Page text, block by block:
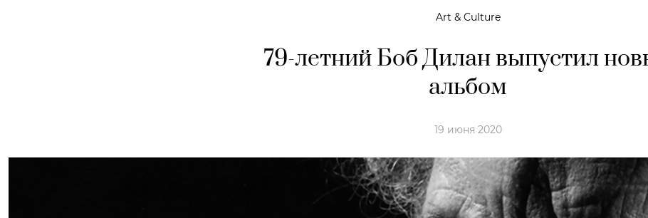
Art & Culture
79-летний Боб Дилан выпустил
альбом
19 июня 2020